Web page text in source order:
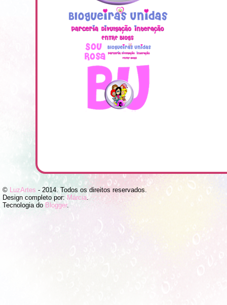
© LuzArtes - 2014. Todos os direitos reservados.
Design completo por:Márcia.
Tecnologia do Blogger.